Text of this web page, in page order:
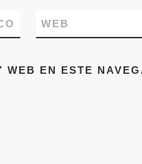
WEB
EN ESTE